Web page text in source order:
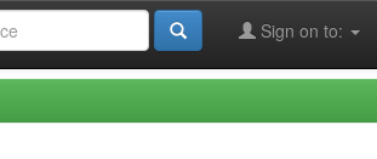
Sign on to: